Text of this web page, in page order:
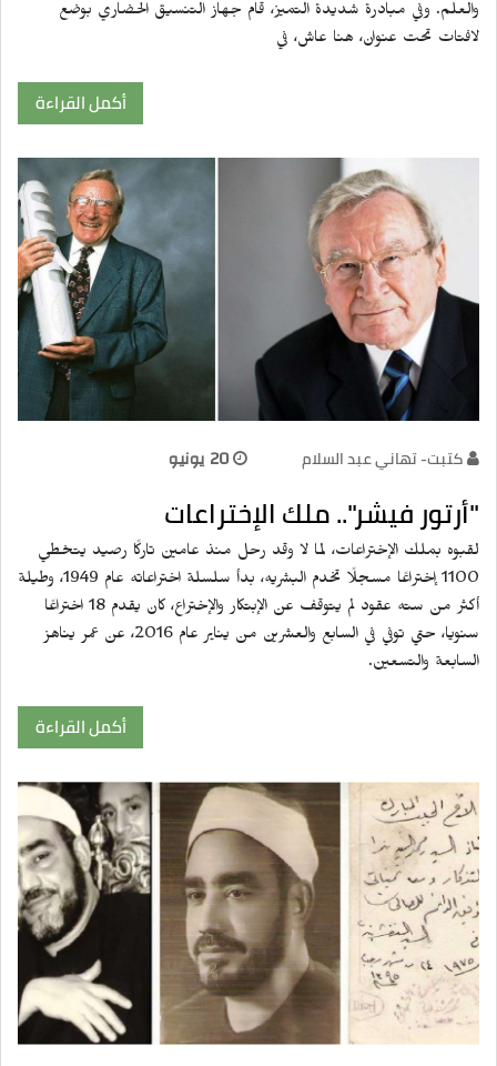
والعلم. وفي مبادرة شديدة التميز، قام جهاز التنسيق الحضاري بوضع
لافتات تحت عنوان، هنا عاش، في
أكمل القراءة
كتبت- تهاني عبد السلام 20 يونيو
"أرتور فيشر".. ملك الإختراعات
لقبوه بملك الإختراعات، لما لا وقد رحل منذ عامين تاركًا رصيد يتخطي
1100 إختراعًا مسجلًا تخدم البشريه، بدأ سلسلة اختراعاته عام 1949، وطيلة
أكثر من سته عقود لم يتوقف عن الإبتكار والإختراع، كان يقدم 18 اختراعًا
سنويا، حتي توفي في السابع والعشرين من يناير عام 2016، عن عمر يناهز
السابعة والتسعين.
أكمل القراءة